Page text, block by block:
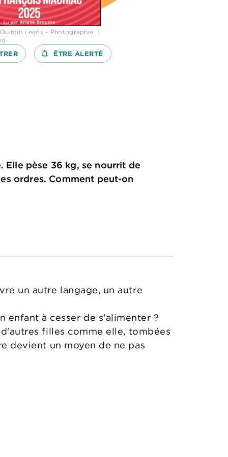
Leeds - Photographie :
notifications_none_outlined
ÊTRE ALERTÉ
pèse 36 kg, se nourrit de
ordres. Comment peut-on
un autre langage, un autre
enfant à cesser de s'alimenter ?
filles comme elle, tombées
devient un moyen de ne pas